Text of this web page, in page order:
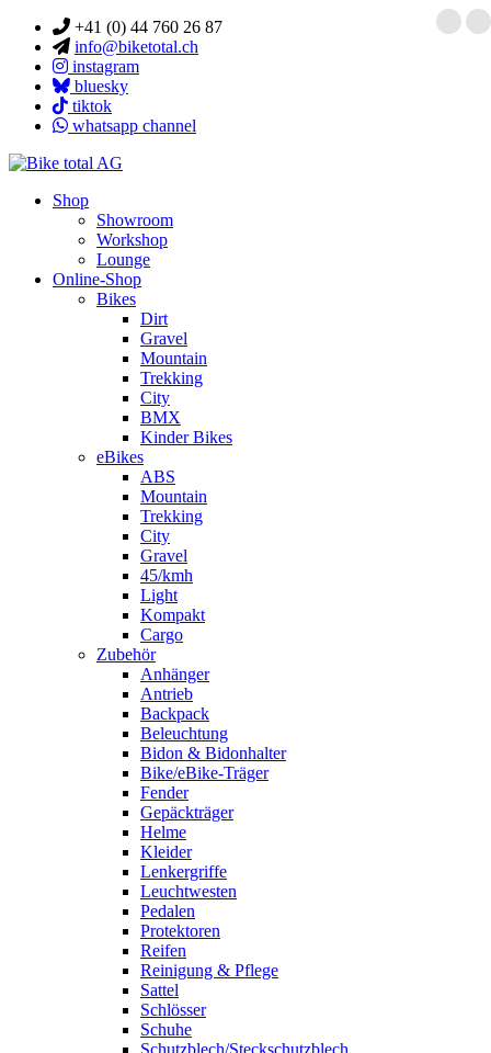
+41 (0) 44 760 26 87
info@biketotal.ch
instagram
bluesky
tiktok
whatsapp channel
Shop
Showroom
Workshop
Lounge
Online-Shop
Bikes
Dirt
Gravel
Mountain
Trekking
City
BMX
Kinder Bikes
eBikes
ABS
Mountain
Trekking
City
Gravel
45/kmh
Light
Kompakt
Cargo
Zubehör
Anhänger
Antrieb
Backpack
Beleuchtung
Bidon & Bidonhalter
Bike/eBike-Träger
Fender
Gepäckträger
Helme
Kleider
Lenkergriffe
Leuchtwesten
Pedalen
Protektoren
Reifen
Reinigung & Pflege
Sattel
Schlösser
Schuhe
Schutzblech/Steckschutzblech